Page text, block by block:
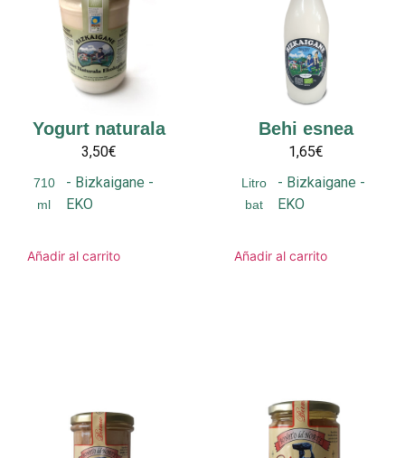
Yogurt naturala
3,50€
710
ml
- Bizkaigane -
EKO
Añadir al carrito
Behi esnea
1,65€
Litro
bat
- Bizkaigane -
EKO
Añadir al carrito